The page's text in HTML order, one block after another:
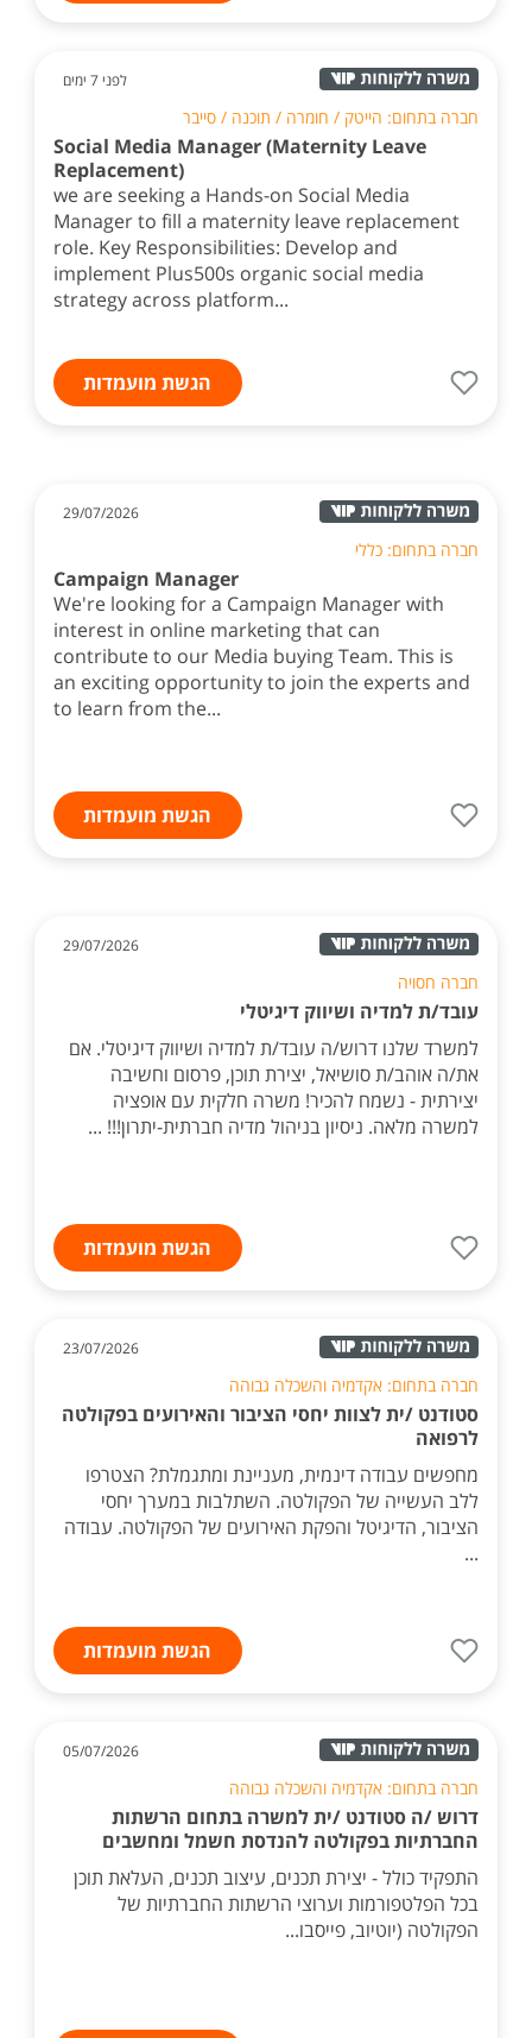
לפני 7 ימים
חברה בתחום: הייטק / חומרה / תוכנה / סייבר
Social Media Manager (Maternity Leave
Replacement)
we are seeking a Hands-on Social Media
Manager to fill a maternity leave replacement
role. Key Responsibilities: Develop and
implement Plus500s organic social media
strategy across platform...
הגשת מועמדות
29/07/2026
חברה בתחום: כללי
Campaign Manager
We're looking for a Campaign Manager with
interest in online marketing that can
contribute to our Media buying Team. This is
an exciting opportunity to join the experts and
to learn from the...
הגשת מועמדות
29/07/2026
חברה חסויה
עובד/ת למדיה ושיווק דיגיטלי
למשרד שלנו דרוש/ה עובד/ת למדיה ושיווק דיגיטלי. אם
את/ה אוהב/ת סושיאל, יצירת תוכן, פרסום וחשיבה
יצירתית - נשמח להכיר! משרה חלקית עם אופציה
למשרה מלאה. ניסיון בניהול מדיה חברתית-יתרון!!! ...
הגשת מועמדות
23/07/2026
חברה בתחום: אקדמיה והשכלה גבוהה
סטודנט /ית לצוות יחסי הציבור והאירועים בפקולטה
לרפואה
מחפשים עבודה דינמית, מעניינת ומתגמלת? הצטרפו
ללב העשייה של הפקולטה. השתלבות במערך יחסי
הציבור, הדיגיטל והפקת האירועים של הפקולטה. עבודה
...
הגשת מועמדות
05/07/2026
חברה בתחום: אקדמיה והשכלה גבוהה
דרוש /ה סטודנט /ית למשרה בתחום הרשתות
החברתיות בפקולטה להנדסת חשמל ומחשבים
התפקיד כולל - יצירת תכנים, עיצוב תכנים, העלאת תוכן
בכל הפלטפורמות וערוצי הרשתות החברתיות של
הפקולטה (יוטיוב, פייסבו...